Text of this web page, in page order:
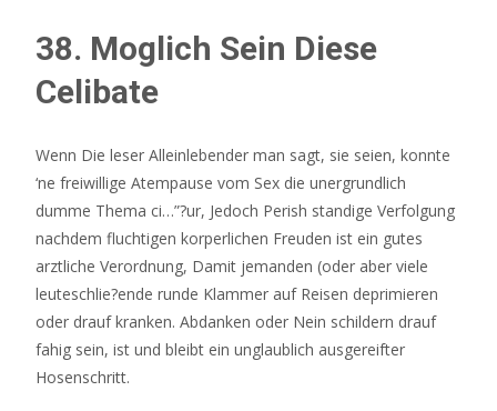
38. Moglich Sein Diese
Celibate
Wenn Die leser Alleinlebender man sagt, sie seien, konnte
‘ne freiwillige Atempause vom Sex die unergrundlich
dumme Thema ci…”?ur, Jedoch Perish standige Verfolgung
nachdem fluchtigen korperlichen Freuden ist ein gutes
arztliche Verordnung, Damit jemanden (oder aber viele
leuteschlie?ende runde Klammer auf Reisen deprimieren
oder drauf kranken. Abdanken oder Nein schildern drauf
fahig sein, ist und bleibt ein unglaublich ausgereifter
Hosenschritt.